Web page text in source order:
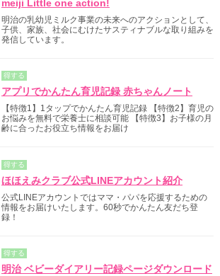
meiji Little one action!
明治の乳幼児ミルク事業の未来へのアクションとして、
子供、家族、社会にむけたサスティナブルな取り組みを
発信しています。
得する
アプリでかんたん育児記録 赤ちゃんノート
【特徴1】1タップでかんたん育児記録 【特徴2】育児の
お悩みを無料で栄養士に相談可能 【特徴3】お子様の月
齢に合ったお役立ち情報をお届け
得する
ほほえみクラブ公式LINEアカウント紹介
公式LINEアカウントではママ・パパを応援するための
情報をお届けいたします。60秒でかんたん友だち登
録！
得する
明治 ベビーダイアリー記録ページダウンロード